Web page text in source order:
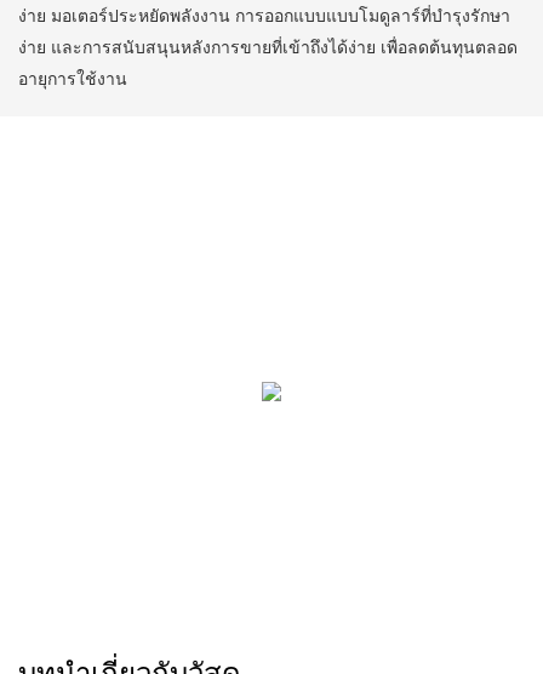
ง่าย มอเตอร์ประหยัดพลังงาน การออกแบบแบบโมดูลาร์ที่บำรุงรักษา
ง่าย และการสนับสนุนหลังการขายที่เข้าถึงได้ง่าย เพื่อลดต้นทุนตลอด
อายุการใช้งาน